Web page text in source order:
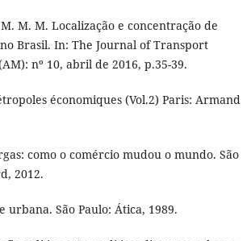
M. M. Localização e concentração de
Brasil. In: The Journal of Transport
nº 10, abril de 2016, p.35-39.
économiques (Vol.2) Paris: Armand
como o comércio mudou o mundo. São
2012.
urbana. São Paulo: Ática, 1989.